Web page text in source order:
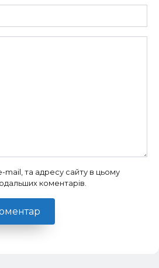
mail, та адресу сайту в цьому
коментарів.